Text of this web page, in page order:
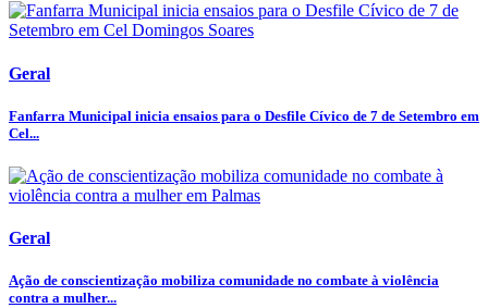
Geral
Fanfarra Municipal inicia ensaios para o Desfile Cívico de 7 de Setembro em
Cel...
Geral
Ação de conscientização mobiliza comunidade no combate à violência
contra a mulher...